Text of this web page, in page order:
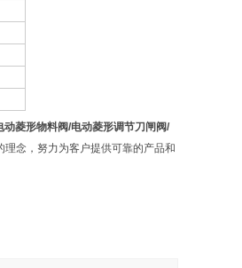
菱形物料阀/电动菱形调节刀闸阀/
理念，努力为客户提供可靠的产品和